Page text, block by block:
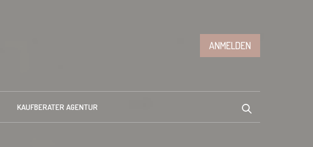
ANMELDEN
KAUFBERATER AGENTUR